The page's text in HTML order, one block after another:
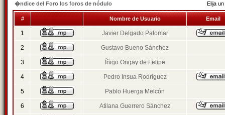
�ndice del Foro los foros de nódulo Elija
# Nombre de Usuario Email
1 Javier Delgado Palomar
2 Gustavo Bueno Sánchez
3 Íñigo Ongay de Felipe
4 Pedro Insua Rodríguez
5 Pablo Huerga Melcón
6 Atilana Guerrero Sánchez